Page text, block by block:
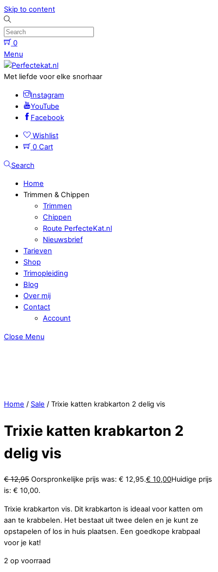
Skip to content
0
Menu
Met liefde voor elke snorhaar
Instagram
YouTube
Facebook
Wishlist
0 Cart
Search
Home
Trimmen & Chippen
Trimmen
Chippen
Route PerfecteKat.nl
Nieuwsbrief
Tarieven
Shop
Trimopleiding
Blog
Over mij
Contact
Account
Close Menu
Home / Sale / Trixie katten krabkarton 2 delig vis
Trixie katten krabkarton 2
delig vis
€12,95 Oorspronkelijke prijs was: € 12,95.€ 10,00Huidige prijs
is: € 10,00.
Trixie krabkarton vis. Dit krabkarton is ideaal voor katten om
aan te krabbelen. Het bestaat uit twee delen en je kunt ze
opstapelen of los in huis plaatsen. Een goedkope krabpaal
voor je kat!
2 op voorraad